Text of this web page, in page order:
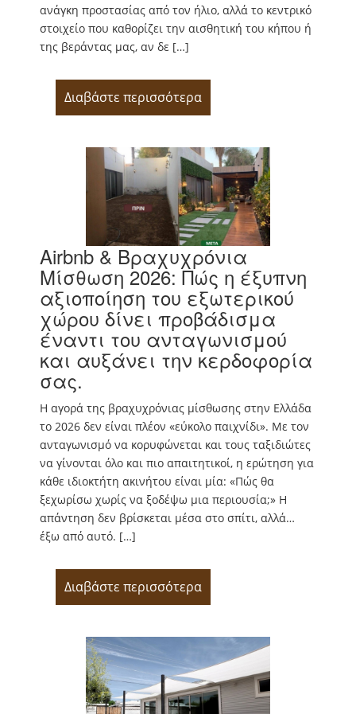
ανάγκη προστασίας από τον ήλιο, αλλά το κεντρικό
στοιχείο που καθορίζει την αισθητική του κήπου ή
της βεράντας μας, αν δε […]
Διαβάστε περισσότερα
Airbnb & Βραχυχρόνια
Μίσθωση 2026: Πώς η έξυπνη
αξιοποίηση του εξωτερικού
χώρου δίνει προβάδισμα
έναντι του ανταγωνισμού
και αυξάνει την κερδοφορία
σας.
Η αγορά της βραχυχρόνιας μίσθωσης στην Ελλάδα
το 2026 δεν είναι πλέον «εύκολο παιχνίδι». Με τον
ανταγωνισμό να κορυφώνεται και τους ταξιδιώτες
να γίνονται όλο και πιο απαιτητικοί, η ερώτηση για
κάθε ιδιοκτήτη ακινήτου είναι μία: «Πώς θα
ξεχωρίσω χωρίς να ξοδέψω μια περιουσία;» Η
απάντηση δεν βρίσκεται μέσα στο σπίτι, αλλά…
έξω από αυτό. […]
Διαβάστε περισσότερα